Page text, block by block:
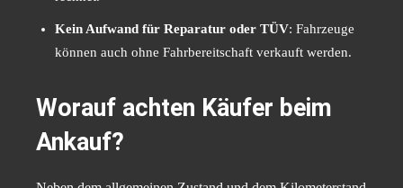
Kein Aufwand für Reparatur oder TÜV: Fahrzeuge
können auch ohne Fahrbereitschaft verkauft werden.
Worauf achten Käufer beim
Ankauf?